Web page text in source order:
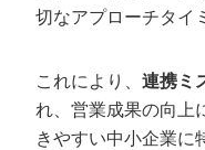
切なアプローチタイ
これにより、 連携ミ
れ、営業成果の向上
きやすい中小企業に